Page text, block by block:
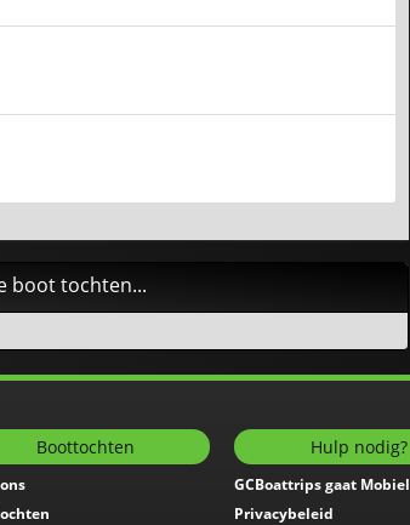
boot tochten...
Boottochten Hulp nodig?
GCBoattrips gaat Mobiel
Privacybeleid